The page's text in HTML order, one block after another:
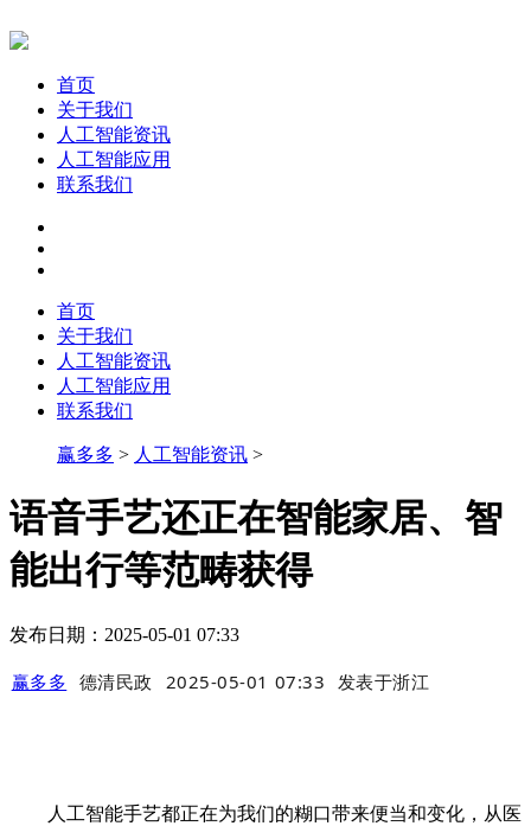
首页
关于我们
人工智能资讯
人工智能应用
联系我们
首页
关于我们
人工智能资讯
人工智能应用
联系我们
赢多多 > 人工智能资讯 >
语音手艺还正在智能家居、智
能出行等范畴获得
发布日期：2025-05-01 07:33
赢多多 德清民政 2025-05-01 07:33 发表于浙江
人工智能手艺都正在为我们的糊口带来便当和变化，从医